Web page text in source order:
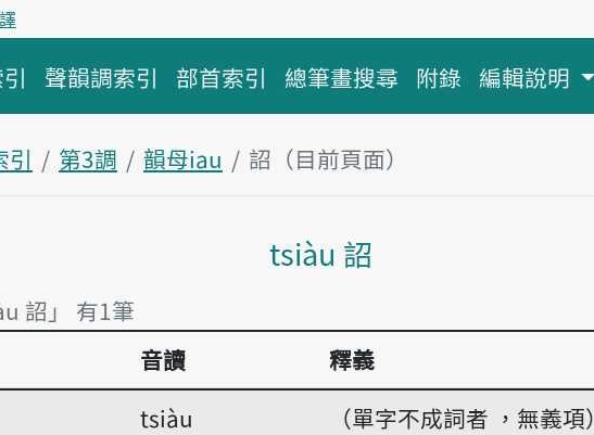
聲韻調索引 部首索引 總筆畫搜尋 附錄 編輯說明
引 第3調 韻母iau
詔（目前頁面）
tsiàu 詔
詔」 有1筆
詔」 有1筆
音讀
釋義
tsiàu （單字不成詞者 ，無義項）